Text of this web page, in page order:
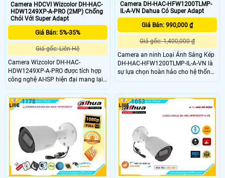
Camera HDCVI Wizcolor DH-HAC-
HDW1249XP-A-PRO (2MP) Chống
Chói Với Super Adapt
Giá Bán: 5%-35%
Giá gốc: Liên Hệ
Camera Wizcolor DH-HAC-
HDW1249XP-A-PRO được tích hợp
công nghệ AI-ISP hiện đại mang lại
hình ảnh sắc nét vượt trội cả ngày
lẫn đêm. Góc nhìn rộng 101° và đèn
LED hỗ trợ quan sát ban đêm có
màu lên đến 50m, chống nước IP67
giúp hoạt động ổn định trong điều
kiện thời tiết khắc nghiệt từ -40°C
đến +60°C.
Camera DH-HAC-HFW1200TLMP-
IL-A-VN Dahua Có Super Adapt
Giá Bán: 990,000 ₫
Giá gốc: 1,400,000 ₫
Camera an ninh Loại Ánh Sáng Kép
DH-HAC-HFW1200TLMP-IL-A-VN là
sự lựa chọn hoàn hảo cho hệ thống
an ninh với tính năng đặc biệt. Thiết
hoặc đèn chiếu sáng HD, cấu hình
tiết kiệm điện 12V. Camera có khả
năng chống ngược sáng DWDR, xem
1178 1653